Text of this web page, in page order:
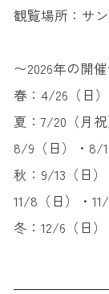
観覧場所：サ
〜2026年の開
春： 4/26（日
夏：7/20（月
8/9（日）・8/
秋： 9/13（日
11/8（日）・11/
冬： 12/6（日）